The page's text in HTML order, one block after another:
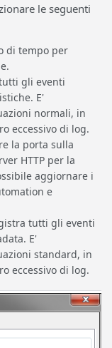
le seguenti
di tempo per
gli eventi
E'
normali, in
eccessivo di log.
la porta sulla
HTTP per la
aggiornare i
e
tutti gli eventi
E'
standard, in
eccessivo di log.